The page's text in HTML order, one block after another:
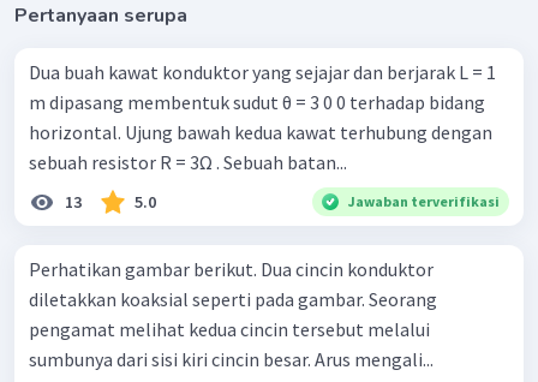
Pertanyaan serupa
Dua buah kawat konduktor yang sejajar dan berjarak L = 1
m dipasang membentuk sudut θ = 3 0 0 terhadap bidang
horizontal. Ujung bawah kedua kawat terhubung dengan
sebuah resistor R = 3Ω . Sebuah batan...
13 5.0 Jawaban terverifikasi
Perhatikan gambar berikut. Dua cincin konduktor
diletakkan koaksial seperti pada gambar. Seorang
pengamat melihat kedua cincin tersebut melalui
sumbunya dari sisi kiri cincin besar. Arus mengali...